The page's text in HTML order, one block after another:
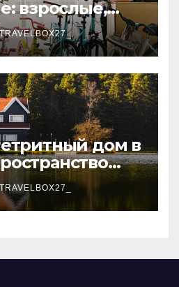
взрослые,
варианты
TRAVELBOX27_
дом в
и
TRAVELBOX27_